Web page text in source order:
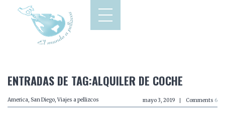
ENTRADAS DE TAG:ALQUILER DE COCHE
America, San Diego, Viajes a pellizcos mayo 3, 2019 Comments 6